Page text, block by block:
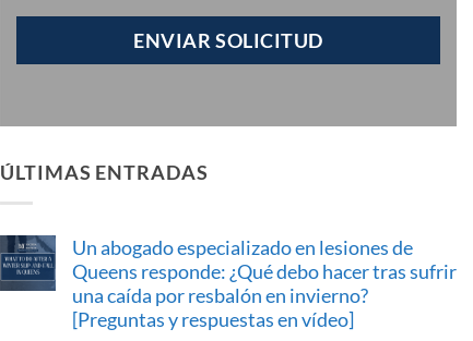
ÚLTIMAS ENTRADAS
Un abogado especializado en lesiones de
Queens responde: ¿Qué debo hacer tras sufrir
una caída por resbalón en invierno?
[Preguntas y respuestas en vídeo]